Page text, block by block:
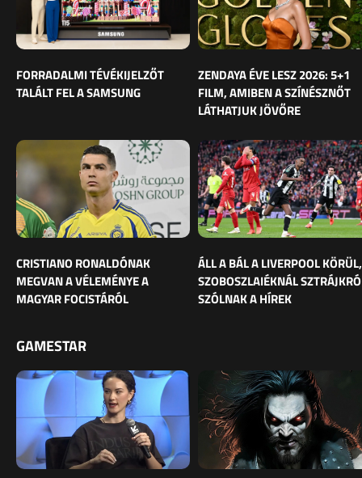
FORRADALMI TÉVÉKIJELZŐT
TALÁLT FEL A SAMSUNG
ZENDAYA ÉVE LESZ 2026: 5+1
FILM, AMIBEN A SZÍNÉSZNŐT
LÁTHATJUK JÖVŐRE
CRISTIANO RONALDÓNAK
MEGVAN A VÉLEMÉNYE A
MAGYAR FOCISTÁRÓL
ÁLL A BÁL A LIVERPOOL KÖRÜL,
SZOBOSZLAIÉKNÁL
SZÓLNAK A HÍREK
GAMESTAR